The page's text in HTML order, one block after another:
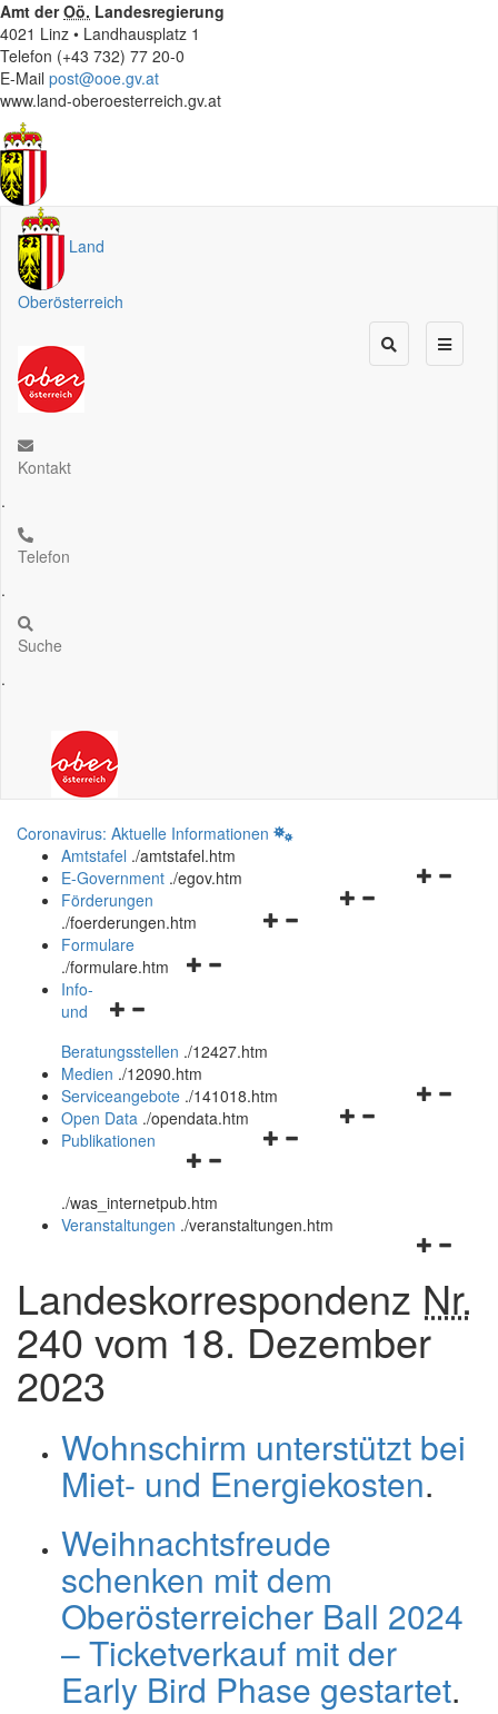
Amt derOö. Landesregierung
4021 Linz • Landhausplatz 1
Telefon (+43 732) 77 20-0
E-Mail post@ooe.gv.at
www.land-oberoesterreich.gv.at
Land
Oberösterreich
Kontakt
.
Telefon
.
Suche
.
Coronavirus: Aktuelle Informationen
Amtstafel ./amtstafel.htm
Navigationsmenü
E-Government ./egov.htm
Navigationsmenü
Förderungen
./foerderungen.htm
Navigationsmenü
Formulare
./formulare.htm
Navigationsmenü
und
schließen
Info-
und
Beratungsstellen ./12427.htm
Medien ./12090.htm
Navigationsmenü
Serviceangebote ./141018.htm
Navigationsmenü
Open Data ./opendata.htm
Navigationsmenü
und
schließen
Publikationen
./was_internetpub.htm
und
schließen
Veranstaltungen ./veranstaltungen.htm
Landeskorrespondenz Nr.
240 vom 18. Dezember
2023
Wohnschirm unterstützt bei
Miet- und Energiekosten.
Weihnachtsfreude
schenken mit dem
Oberösterreicher Ball 2024
– Ticketverkauf mit der
Early Bird Phase gestartet.